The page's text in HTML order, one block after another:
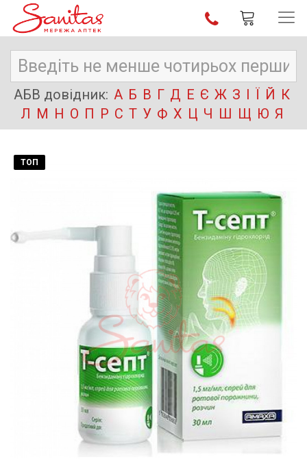
АБВ довідник: А Б В Г Д Е Є Ж З І Ї Й К
Л М Н О П Р С Т У Ф Х Ц Ч Ш Щ Ю Я
ТОП